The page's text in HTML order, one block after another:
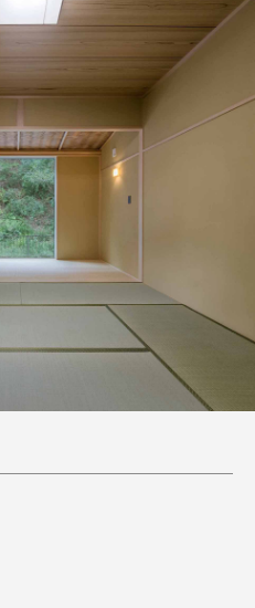
05
全員建築で品質向上を実現しま
す
お客様